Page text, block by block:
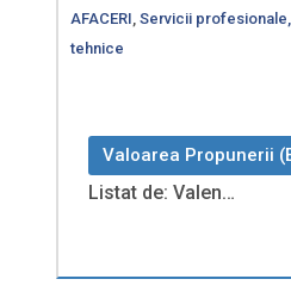
AFACERI Servicii
tehnice
Valoarea Propunerii
Listat de: Valen…